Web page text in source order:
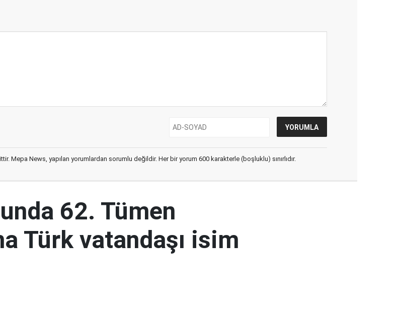
Mepa News, yapılan yorumlardan sorumlu değildir. Her bir yorum 600 karakterle (boşluklu) sınırlıdır.
62. Tümen
Türk vatandaşı isim